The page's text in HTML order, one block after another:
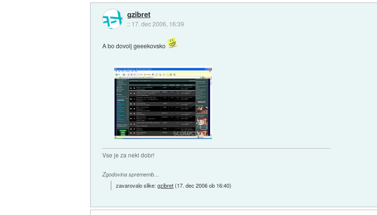
gzibret
:: 17. dec 2006, 16:39
A bo dovolj geeekovsko
Vse je za neki dobr!
Zgodovina sprememb…
zavarovalo slike:gzibret(17. dec 2006 ob 16:40)